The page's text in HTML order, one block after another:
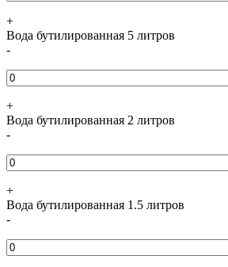
+
Вода бутилированная 5 литров
-
+
Вода бутилированная 2 литров
-
+
Вода бутилированная 1.5 литров
-